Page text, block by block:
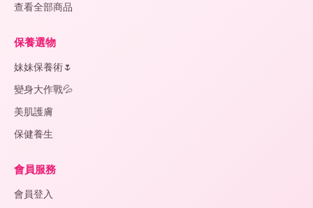
查看全部商品
保養選物
妹妹保養術🌷
變身大作戰💦
美肌護膚
保健養生
會員服務
會員登入